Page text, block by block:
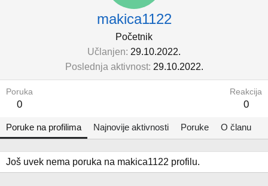
makica1122
Početnik
Učlanjen 29.10.2022.
Poslednja aktivnost 29.10.2022.
Poruka
0
Reakcija
0
Poruke na profilima Najnovije aktivnosti Poruke O članu
Još uvek nema poruka na makica1122 profilu.